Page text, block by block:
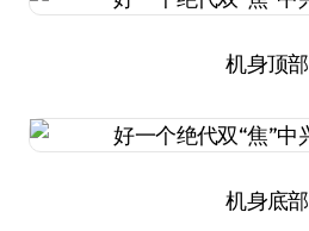
机身顶部
机身底部